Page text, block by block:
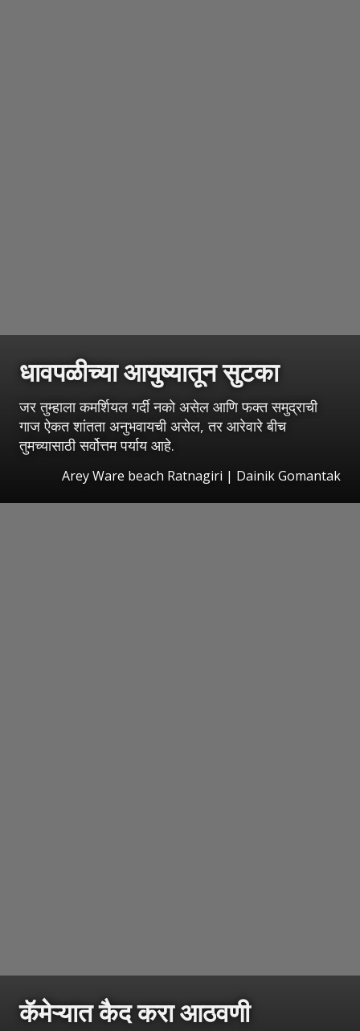
धावपळीच्या आयुष्यातून सुटका
जर तुम्हाला कमर्शियल गर्दी नको असेल आणि फक्त समुद्राची
गाज ऐकत शांतता अनुभवायची असेल, तर आरेवारे बीच
तुमच्यासाठी सर्वोत्तम पर्याय आहे.
Arey Ware beach Ratnagiri | Dainik Gomantak
कॅमेऱ्यात कैद करा आठवणी